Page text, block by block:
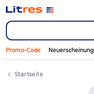
Promo-Code
Startseite
Слайдер с книгами